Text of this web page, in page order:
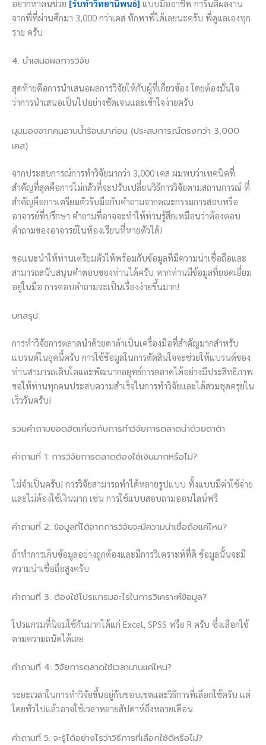
อยากหาคนช่วย [รับทำวิทยานิพนธ์] แบบมืออาชีพ การันตีผลงาน
จากพี่ที่ผ่านศึกมา 3,000 กว่าเคส ทักหาพี่ได้เลยนะครับ พี่ดูแลเองทุก
ราย ครับ
4. นำเสนอผลการวิจัย
สุดท้ายคือการนำเสนอผลการวิจัยให้กับผู้ที่เกี่ยวข้อง โดยต้องมั่นใจ
ว่าการนำเสนอเป็นไปอย่างชัดเจนและเข้าใจง่ายครับ
มุมมองจากคนอาบน้ำร้อนมาก่อน (ประสบการณ์ตรงกว่า 3,000
เคส)
จากประสบการณ์การทำวิจัยมากว่า 3,000 เคส ผมพบว่าเทคนิคที่
สำคัญที่สุดคือการไม่กลัวที่จะปรับเปลี่ยนวิธีการวิจัยตามสถานการณ์ ที่
สำคัญคือการเตรียมตัวรับมือกับคำถามจากคณะกรรมการสอบหรือ
อาจารย์ที่ปรึกษา คำถามที่อาจจะทำให้ท่านรู้สึกเหมือนว่าต้องตอบ
คำถามของอาจารย์ในห้องเรียนที่หายตัวได้!
ขอแนะนำให้ท่านเตรียมตัวให้พร้อมกับข้อมูลที่มีความน่าเชื่อถือและ
สามารถสนับสนุนคำตอบของท่านได้ครับ หากท่านมีข้อมูลที่ยอดเยี่ยม
อยู่ในมือ การตอบคำถามจะเป็นเรื่องง่ายขึ้นมาก!
บทสรุป
การทำวิจัยการตลาดนำด้วยดาต้าเป็นเครื่องมือที่สำคัญมากสำหรับ
แบรนด์ในยุคนี้ครับ การใช้ข้อมูลในการตัดสินใจจะช่วยให้แบรนด์ของ
ท่านสามารถเติบโตและพัฒนากลยุทธ์การตลาดได้อย่างมีประสิทธิภาพ
ขอให้ท่านทุกคนประสบความสำเร็จในการทำวิจัยและได้สวมชุดครุยใน
เร็ววันครับ!
รวมคำถามยอดฮิตเกี่ยวกับการทำวิจัยการตลาดนำด้วยดาต้า
คำถามที่ 1: การวิจัยการตลาดต้องใช้เงินมากหรือไม่?
ไม่จำเป็นครับ! การวิจัยสามารถทำได้หลายรูปแบบ ทั้งแบบมีค่าใช้จ่าย
และไม่ต้องใช้เงินมาก เช่น การใช้แบบสอบถามออนไลน์ฟรี
คำถามที่ 2: ข้อมูลที่ได้จากการวิจัยจะมีความน่าเชื่อถือแค่ไหน?
ถ้าทำการเก็บข้อมูลอย่างถูกต้องและมีการวิเคราะห์ที่ดี ข้อมูลนั้นจะมี
ความน่าเชื่อถือสูงครับ
คำถามที่ 3: ต้องใช้โปรแกรมอะไรในการวิเคราะห์ข้อมูล?
โปรแกรมที่นิยมใช้กันมากได้แก่ Excel, SPSS หรือ R ครับ ซึ่งเลือกใช้
ตามความถนัดได้เลย
คำถามที่ 4: วิจัยการตลาดใช้เวลานานแค่ไหน?
ระยะเวลาในการทำวิจัยขึ้นอยู่กับขอบเขตและวิธีการที่เลือกใช้ครับ แต่
โดยทั่วไปแล้วอาจใช้เวลาหลายสัปดาห์ถึงหลายเดือน
คำถามที่ 5: จะรู้ได้อย่างไรว่าวิธีการที่เลือกใช้ดีหรือไม่?